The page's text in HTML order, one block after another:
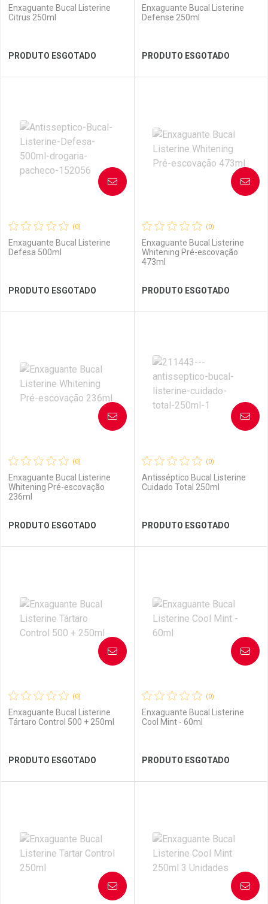
Ver Desconto Convênio Ver Desconto Convênio
Enxaguante Bucal Listerine
Citrus 250ml
PRODUTO ESGOTADO
Laboratório
Ver Desconto Convênio
Por Menos
Enxaguante Bucal Listerine
Defense 250ml
PRODUTO ESGOTADO
Laboratório
Ver Desconto Convênio
Por Menos
(0)
Enxaguante Bucal Listerine
Defesa 500ml
PRODUTO ESGOTADO
AVISE-ME
Laboratório
Ver Desconto Convênio
Por Menos
(0)
Enxaguante Bucal Listerine
Whitening Pré-escovação
473ml
PRODUTO ESGOTADO
AVISE-ME
Laboratório
Ver Desconto Convênio
Por Menos
(0)
Enxaguante Bucal Listerine
Whitening Pré-escovação
236ml
PRODUTO ESGOTADO
AVISE-ME
Laboratório
Ver Desconto Convênio
Por Menos
(0)
Antisséptico Bucal Listerine
Cuidado Total 250ml
PRODUTO ESGOTADO
AVISE-ME
Laboratório
Ver Desconto Convênio
Por Menos
(0)
Enxaguante Bucal Listerine
Tártaro Control 500 + 250ml
PRODUTO ESGOTADO
AVISE-ME
Laboratório
Por Menos
(0)
Enxaguante Bucal Listerine
Cool Mint - 60ml
PRODUTO ESGOTADO
AVISE-ME
Laboratório
Por Menos
AVISE-ME AVISE-ME